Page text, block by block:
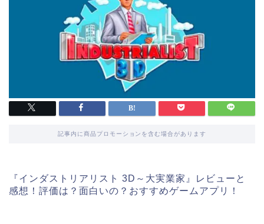
記事内に商品プロモーションを含む場合があります
『インダストリアリスト 3D～大実業家』レビューと
感想！評価は？面白いの？おすすめゲームアプリ！